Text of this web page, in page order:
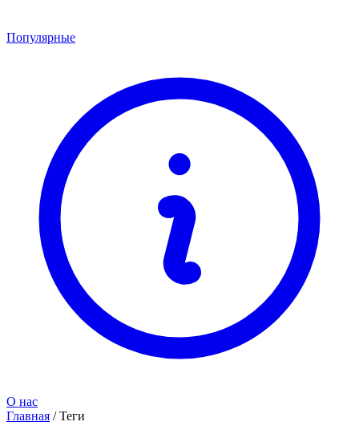
Популярные
О нас
Главная /Теги